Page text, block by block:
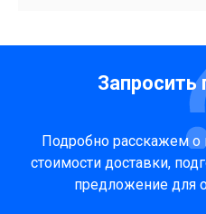
Запросить
Подробно расскажем о
стоимости доставки,
предложение для